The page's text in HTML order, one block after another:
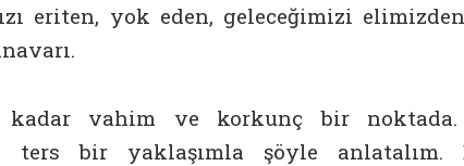
eriten, yok eden, geleceğimizi
kadar vahim ve korkunç bir noktada.
ters bir yaklaşımla şöyle anlatalım.